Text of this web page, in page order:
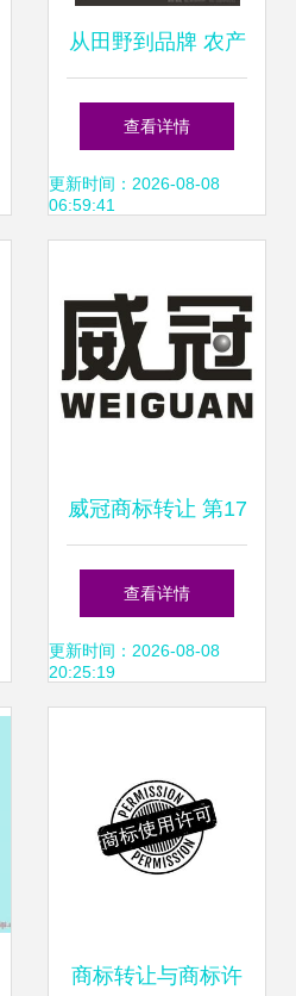
从田野到品牌 农产
品公司Logo设计的
艺术与商标转让全
查看详情
更新时间：2026-08-08
06:59:41
威冠商标转让 第17
类橡胶制品商标的
买卖平台——尚标
查看详情
更新时间：2026-08-08
20:25:19
商标转让与商标许